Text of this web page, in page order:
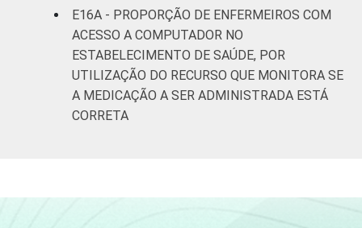
E16A - PROPORÇÃO DE ENFERMEIROS COM
ACESSO A COMPUTADOR NO
ESTABELECIMENTO DE SAÚDE, POR
UTILIZAÇÃO DO RECURSO QUE MONITORA SE
A MEDICAÇÃO A SER ADMINISTRADA ESTÁ
CORRETA